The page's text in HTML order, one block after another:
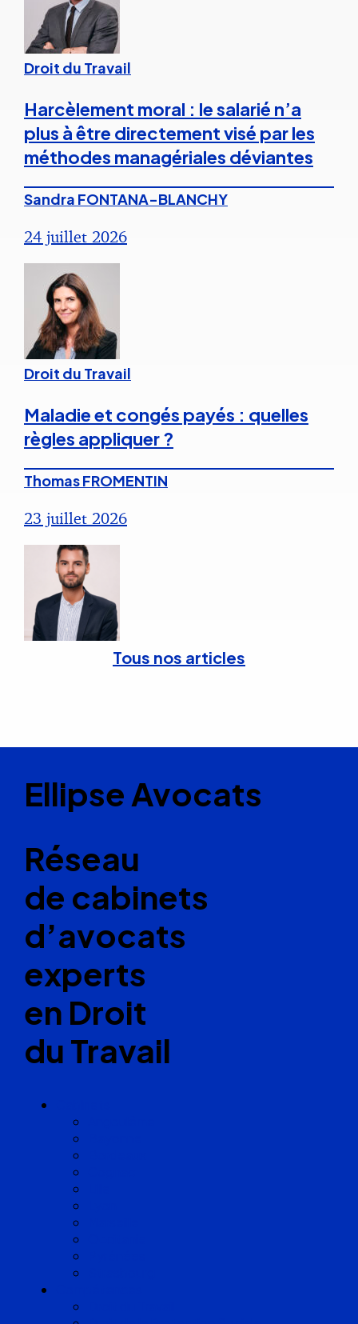
Droit du Travail
Harcèlement moral : le salarié n’a
plus à être directement visé par les
méthodes managériales déviantes
Sandra FONTANA-BLANCHY
24 juillet 2026
Droit du Travail
Maladie et congés payés : quelles
règles appliquer ?
Thomas FROMENTIN
23 juillet 2026
Tous nos articles
Ellipse Avocats
Réseau
de cabinets
d’avocats
experts
en Droit
du Travail